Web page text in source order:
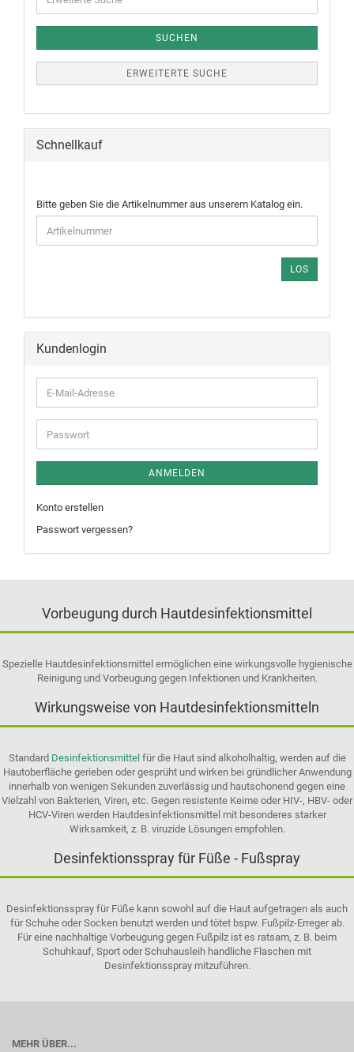
SUCHEN
ERWEITERTE SUCHE
Schnellkauf
Bitte geben Sie die Artikelnummer aus unserem Katalog ein.
LOS
Kundenlogin
ANMELDEN
Konto erstellen
Passwort vergessen?
Vorbeugung durch Hautdesinfektionsmittel
Spezielle Hautdesinfektionsmittel ermöglichen eine wirkungsvolle hygienische
Reinigung und Vorbeugung gegen Infektionen und Krankheiten.
Wirkungsweise von Hautdesinfektionsmitteln
Standard Desinfektionsmittel für die Haut sind alkoholhaltig, werden auf die
Hautoberfläche gerieben oder gesprüht und wirken bei gründlicher Anwendung
innerhalb von wenigen Sekunden zuverlässig und hautschonend gegen eine
Vielzahl von Bakterien, Viren, etc. Gegen resistente Keime oder HIV-, HBV- oder
HCV-Viren werden Hautdesinfektionsmittel mit besonderes starker
Wirksamkeit, z. B. viruzide Lösungen empfohlen.
Desinfektionsspray für Füße - Fußspray
Desinfektionsspray für Füße kann sowohl auf die Haut aufgetragen als auch
für Schuhe oder Socken benutzt werden und tötet bspw. Fußpilz-Erreger ab.
Für eine nachhaltige Vorbeugung gegen Fußpilz ist es ratsam, z. B. beim
Schuhkauf, Sport oder Schuhausleih handliche Flaschen mit
Desinfektionsspray mitzuführen.
MEHR ÜBER...